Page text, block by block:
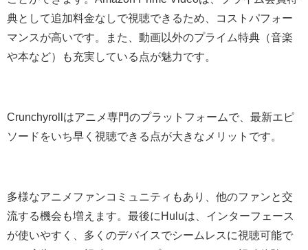
典として追加料金なしで視聴できるため、コストパフォー
マンスが高いです。また、動画以外のプライム特典（音楽
や本など）も充実している点が魅力です。
Crunchyrollはアニメ専門のプラットフォームで、最新エピ
ソードをいち早く視聴できる点が大きなメリットです。
多様なアニメファンコミュニティもあり、他のファンと交
流する機会も増えます。最後にHuluは、インターフェース
が使いやすく、多くのデバイスでシームレスに視聴可能で